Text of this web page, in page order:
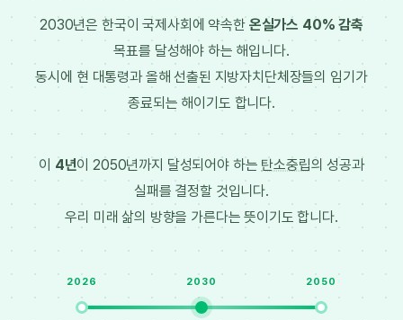
2030년은 한국이 국제사회에 약속한 온실가스 40% 감축
목표를 달성해야 하는 해입니다.
동시에 현 대통령과 올해 선출된 지방자치단체장들의 임기가
종료되는 해이기도 합니다.
이 4년이 2050년까지 달성되어야 하는 탄소중립의 성공과
실패를 결정할 것입니다.
우리 미래 삶의 방향을 가른다는 뜻이기도 합니다.
2026 2030 2050